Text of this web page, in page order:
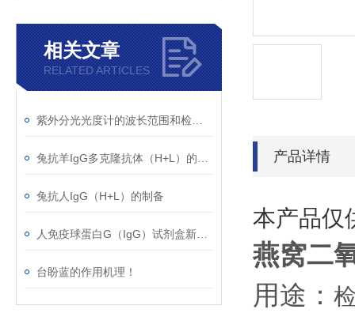
相关文章
RELATED ARTICLES
兔抗人IgG（H+L）的制备
台盼蓝的作用机理！
产品详情
本产品仅
燕窝二
用途：